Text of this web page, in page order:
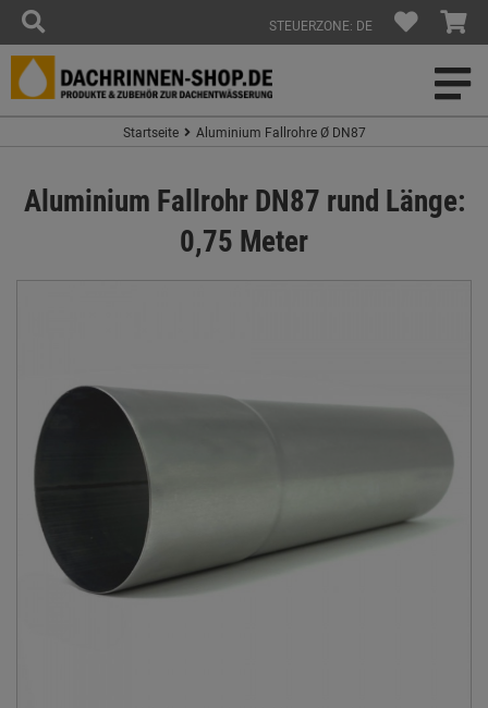
STEUERZONE: DE
Startseite Aluminium Fallrohre Ø DN87
Aluminium Fallrohr DN87 rund Länge:
0,75 Meter